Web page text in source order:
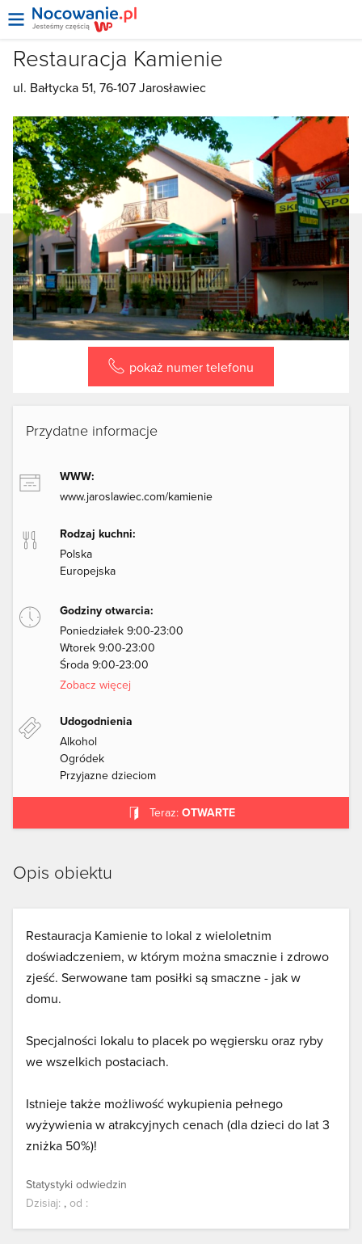
Restauracja Kamienie
ul. Bałtycka 51, 76-107 Jarosławiec
pokaż numer telefonu
Przydatne informacje
WWW:
www.jaroslawiec.com/kamienie
Rodzaj kuchni:
Polska
Europejska
Godziny otwarcia:
Poniedziałek 9:00-23:00
Wtorek 9:00-23:00
Środa 9:00-23:00
Zobacz więcej
Udogodnienia
Alkohol
Ogródek
Przyjazne dzieciom
Teraz: OTWARTE
Opis obiektu
Restauracja Kamienie to lokal z wieloletnim
doświadczeniem, w którym można smacznie i zdrowo
zjeść. Serwowane tam posiłki są smaczne - jak w
domu.
Specjalności lokalu to placek po węgiersku oraz ryby
we wszelkich postaciach.
Istnieje także możliwość wykupienia pełnego
wyżywienia w atrakcyjnych cenach (dla dzieci do lat 3
zniżka 50%)!
Statystyki odwiedzin
Dzisiaj: , od :